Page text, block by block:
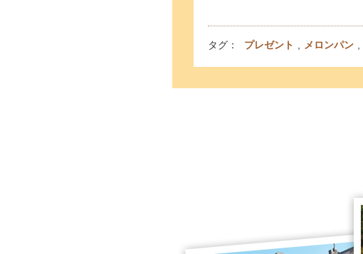
タグ： プレゼント メロンパン